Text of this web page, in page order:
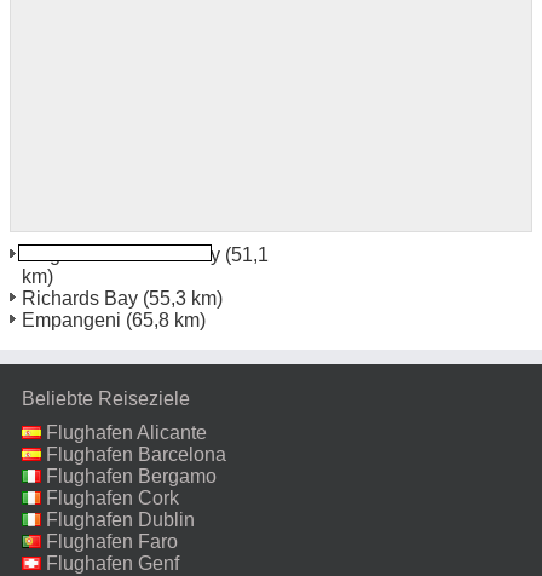
Flughafen Richard Bay (51,1
km)
Richards Bay (55,3 km)
Empangeni (65,8 km)
Beliebte Reiseziele
Flughafen Alicante
Flughafen Barcelona
Flughafen Bergamo
Flughafen Cork
Flughafen Dublin
Flughafen Faro
Flughafen Genf